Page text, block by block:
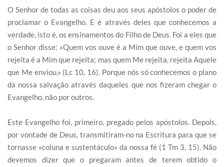
O Senhor de todas as coisas deu aos seus apóstolos o poder de
proclamar o Evangelho. E é através deles que conhecemos a
verdade, isto é, os ensinamentos do Filho de Deus. Foi a eles que
o Senhor disse: «Quem vos ouve é a Mim que ouve, e quem vos
rejeita é a Mim que rejeita; mas quem Me rejeita, rejeita Aquele
que Me enviou.» (Lc 10, 16). Porque nós só conhecemos o plano
da nossa salvação através daqueles que nos fizeram chegar o
Evangelho, não por outros.
Este Evangelho foi, primeiro, pregado pelos apóstolos. Depois,
por vontade de Deus, transmitiram-no na Escritura para que se
tornasse «coluna e sustentáculo» da nossa fé (1 Tm 3, 15). Não
devemos dizer que o pregaram antes de terem obtido o